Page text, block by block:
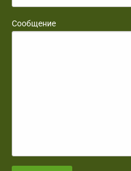
Сообщение